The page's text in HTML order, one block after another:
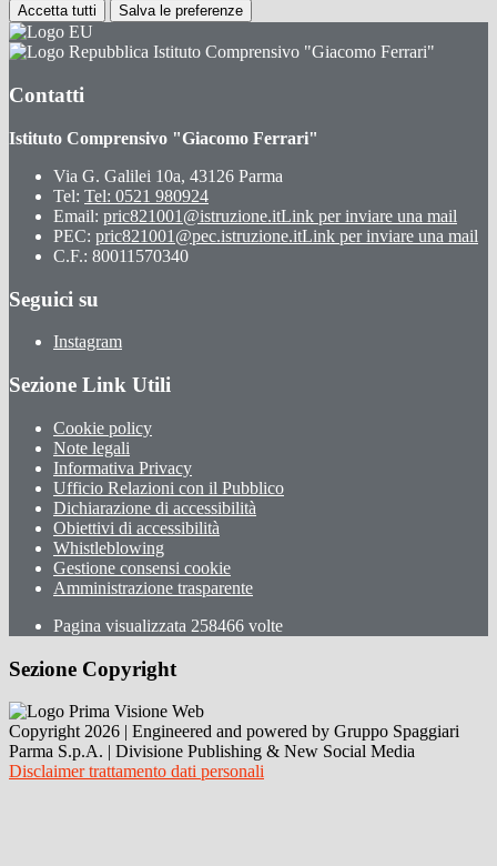
Accetta tutti Salva le preferenze
Istituto Comprensivo "Giacomo Ferrari"
Contatti
Istituto Comprensivo "Giacomo Ferrari"
Via G. Galilei 10a, 43126 Parma
Tel: Tel: 0521 980924
Email: pric821001@istruzione.itLink per inviare una mail
PEC: pric821001@pec.istruzione.itLink per inviare una mail
C.F.: 80011570340
Seguici su
Instagram
Sezione Link Utili
Cookie policy
Note legali
Informativa Privacy
Ufficio Relazioni con il Pubblico
Dichiarazione di accessibilità
Obiettivi di accessibilità
Whistleblowing
Gestione consensi cookie
Amministrazione trasparente
Pagina visualizzata 258466 volte
Sezione Copyright
Copyright 2026 | Engineered and powered by Gruppo Spaggiari
Parma S.p.A. | Divisione Publishing & New Social Media
Disclaimer trattamento dati personali